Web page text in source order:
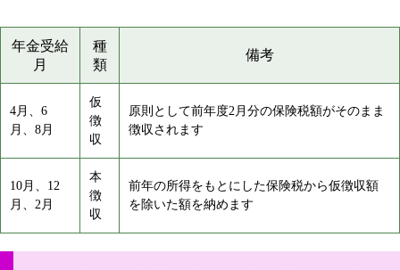
年金受給
月
種
類
備考
4月、6
月、8月
仮
徴
収
原則として前年度2月分の保険税額がそのまま
徴収されます
10月、12
月、2月
本
徴
収
前年の所得をもとにした保険税から仮徴収額
を除いた額を納めます